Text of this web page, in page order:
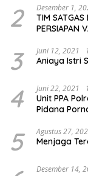
2 Desember 1,
TIM SATGAS
PERSIAPAN
3 Juni 12, 2021
Aniaya Istri
4 Juni 22, 2021
Unit PPA
Pidana
5 Agustus 27,
Menjaga
Desember 14,